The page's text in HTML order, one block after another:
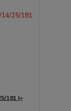
181 (»